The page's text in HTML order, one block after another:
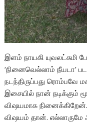
இளம் நாயகி யுவலட்சுமி
‘நினைவெல்லாம் நீயடா’
நடந்திருப்பது ரொம்பவே
இசையில் நான் நடிக்கும்
விஷயமாக நினைக்கிறேன்.
விஷயம் தான்.